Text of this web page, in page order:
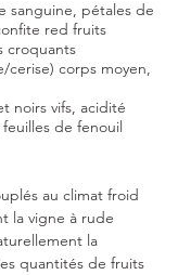
sanguine, pétales de
red fruits
croquants
corps moyen,
noirs vifs, acidité
de fenouil
au climat froid
la vigne à rude
la
quantités de fruits